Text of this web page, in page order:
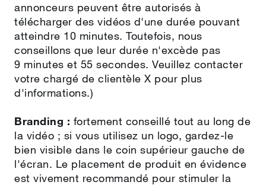
annonceurs peuvent être autorisés à
télécharger des vidéos d'une durée pouvant
atteindre 10 minutes. Toutefois, nous
conseillons que leur durée n'excède pas
9 minutes et 55 secondes. Veuillez contacter
votre chargé de clientèle X pour plus
d'informations.)
Branding : fortement conseillé tout au long de
la vidéo ; si vous utilisez un logo, gardez‑le
bien visible dans le coin supérieur gauche de
l'écran. Le placement de produit en évidence
est vivement recommandé pour stimuler la